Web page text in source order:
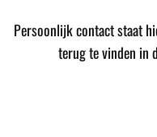
Persoonlijk contact staat
terug te vinden in